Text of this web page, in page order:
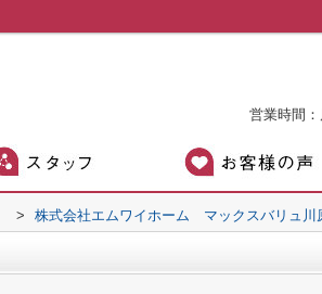
営業時間
> 株式会社エムワイホーム マックスバリュ川